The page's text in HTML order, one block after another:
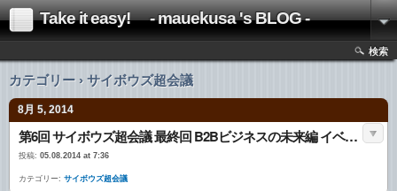
Take it easy! - mauekusa 's BLOG -
検索
カテゴリー › サイボウズ超会議
8月 5, 2014
第6回 サイボウズ超会議 最終回 B2Bビジネスの未来編 イベントまとめ
投稿: 05.08.2014 at 7:36
カテゴリー: サイボウズ超会議